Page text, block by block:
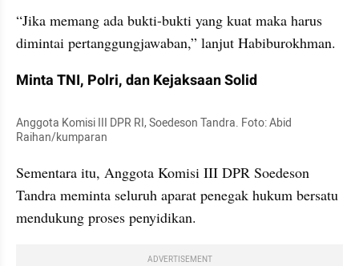
“Jika memang ada bukti-bukti yang kuat maka harus
dimintai pertanggungjawaban,” lanjut Habiburokhman.
Minta TNI, Polri, dan Kejaksaan Solid
Anggota Komisi III DPR RI, Soedeson Tandra. Foto: Abid
Raihan/kumparan
Sementara itu, Anggota Komisi III DPR Soedeson
Tandra meminta seluruh aparat penegak hukum bersatu
mendukung proses penyidikan.
ADVERTISEMENT